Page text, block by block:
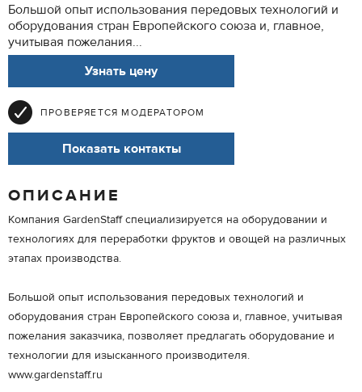
Большой опыт использования передовых технологий и
оборудования стран Европейского союза и, главное,
учитывая пожелания...
Узнать цену
ПРОВЕРЯЕТСЯ МОДЕРАТОРОМ
Показать контакты
ОПИСАНИЕ
Компания GardenStaff специализируется на оборудовании и
технологиях для переработки фруктов и овощей на различных
этапах производства.
Большой опыт использования передовых технологий и
оборудования стран Европейского союза и, главное, учитывая
пожелания заказчика, позволяет предлагать оборудование и
технологии для изысканного производителя.
www.gardenstaff.ru